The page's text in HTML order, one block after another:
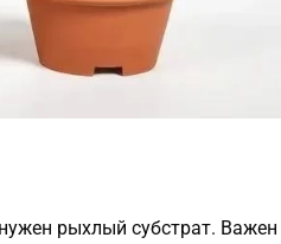
рыхлый субстрат. Важен